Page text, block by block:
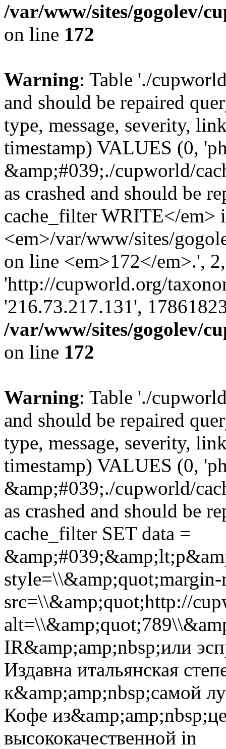
/var/www/sites/gogolev/
on line 172
Warning: Table './
and should be repaired
type, message, severity,
timestamp) VALUES (0,
&amp;#039;./cupworld/
as crashed and should be
cache_filter WRITE</em>
<em>/var/www/sites/
on line <em>172</em>.',
'http://cupworld.org/
'216.73.217.131',
/var/www/sites/gogolev/
on line 172
Warning: Table './
and should be repaired
type, message, severity,
timestamp) VALUES (0,
&amp;#039;./cupworld/
as crashed and should be
cache_filter SET data =
src=\\&amp;quot;http://
IR&amp;amp;nbsp;или
Издавна итальянская
к&amp;amp;nbsp;самой
Кофе
высококачественной in